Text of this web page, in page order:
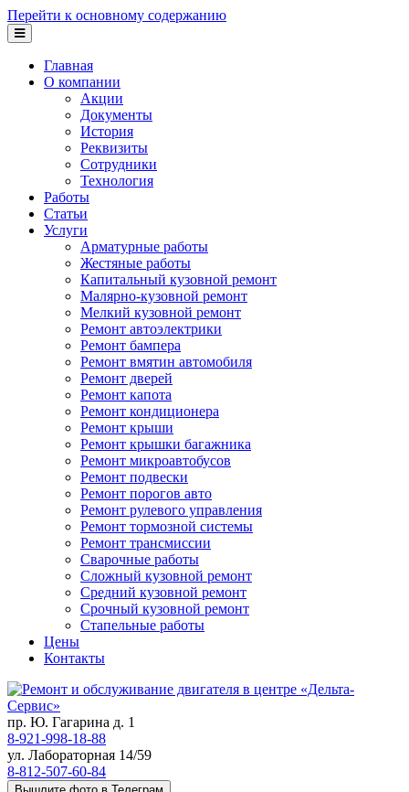
Перейти к основному содержанию
Главная
О компании
Акции
Документы
История
Реквизиты
Сотрудники
Технология
Работы
Статьи
Услуги
Арматурные работы
Жестяные работы
Капитальный кузовной ремонт
Малярно-кузовной ремонт
Мелкий кузовной ремонт
Ремонт автоэлектрики
Ремонт бампера
Ремонт вмятин автомобиля
Ремонт дверей
Ремонт капота
Ремонт кондиционера
Ремонт крыши
Ремонт крышки багажника
Ремонт микроавтобусов
Ремонт подвески
Ремонт порогов авто
Ремонт рулевого управления
Ремонт тормозной системы
Ремонт трансмиссии
Сварочные работы
Сложный кузовной ремонт
Средний кузовной ремонт
Срочный кузовной ремонт
Стапельные работы
Цены
Контакты
пр. Ю. Гагарина д. 1
8-921-998-18-88
ул. Лабораторная 14/59
8-812-507-60-84